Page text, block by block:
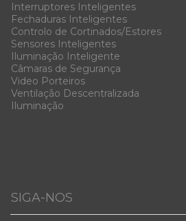
Interruptores Inteligentes
Fechaduras Inteligentes
Controlo de Cortinados/Estores
Sensores Inteligentes
Iluminação Inteligente
Câmaras de Segurança
Video Porteiros
Ventilação Descentralizada
Iluminação
SIGA-NOS